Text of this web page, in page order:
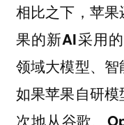
相比之下，苹
果的新AI采用
领域大模型、智
如果苹果自研
次地从谷歌、